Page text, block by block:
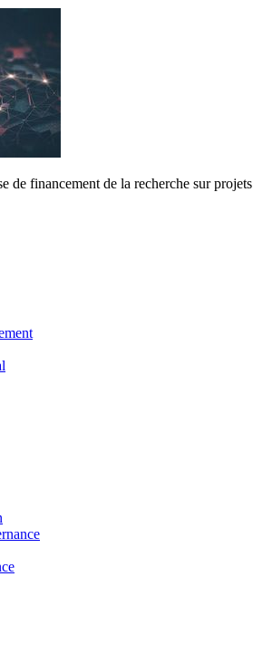
de financement de la recherche sur projets